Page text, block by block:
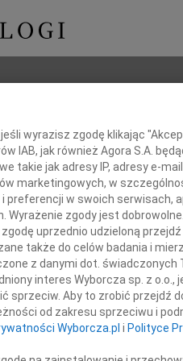
od nas nagle
wyrazisz zgodę klikając
IAB, jak również Agora S.A.
takie jak adresy IP, adresy e-
marketingowych, w
w swoich serwisach,
zgody jest
uprzednio udzieloną przejdź
także do celów badania i
z danymi dot. świadczonych
interes Wyborcza sp. z o.o.,
sprzeciw. Aby to zrobić przejdź
od zakresu sprzeciwu i
Wyborcza.pl i Polityce